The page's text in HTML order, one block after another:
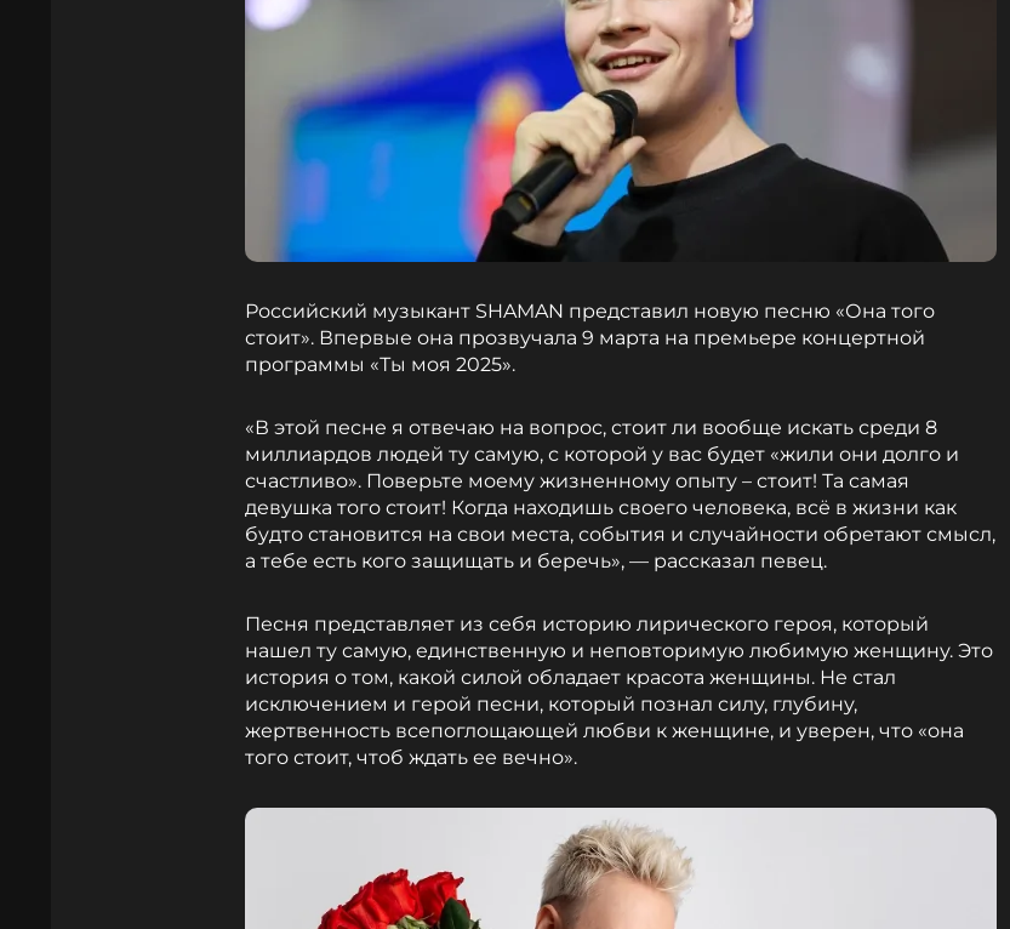
Российский музыкант SHAMAN представил новую песню «Она того
стоит». Впервые она прозвучала 9 марта на премьере концертной
программы «Ты моя 2025».
«В этой песне я отвечаю на вопрос, стоит ли вообще искать среди 8
миллиардов людей ту самую, с которой у вас будет «жили они долго и
счастливо». Поверьте моему жизненному опыту – стоит! Та самая
девушка того стоит! Когда находишь своего человека, всё в жизни как
будто становится на свои места, события и случайности обретают смысл,
а тебе есть кого защищать и беречь», — рассказал певец.
Песня представляет из себя историю лирического героя, который
нашел ту самую, единственную и неповторимую любимую женщину. Это
история о том, какой силой обладает красота женщины. Не стал
исключением и герой песни, который познал силу, глубину,
жертвенность всепоглощающей любви к женщине, и уверен, что «она
того стоит, чтоб ждать ее вечно».